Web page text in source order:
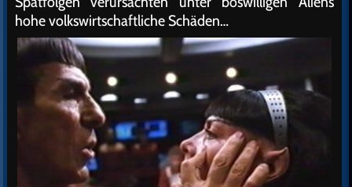
hohe volkswirtschaftliche Schäden…